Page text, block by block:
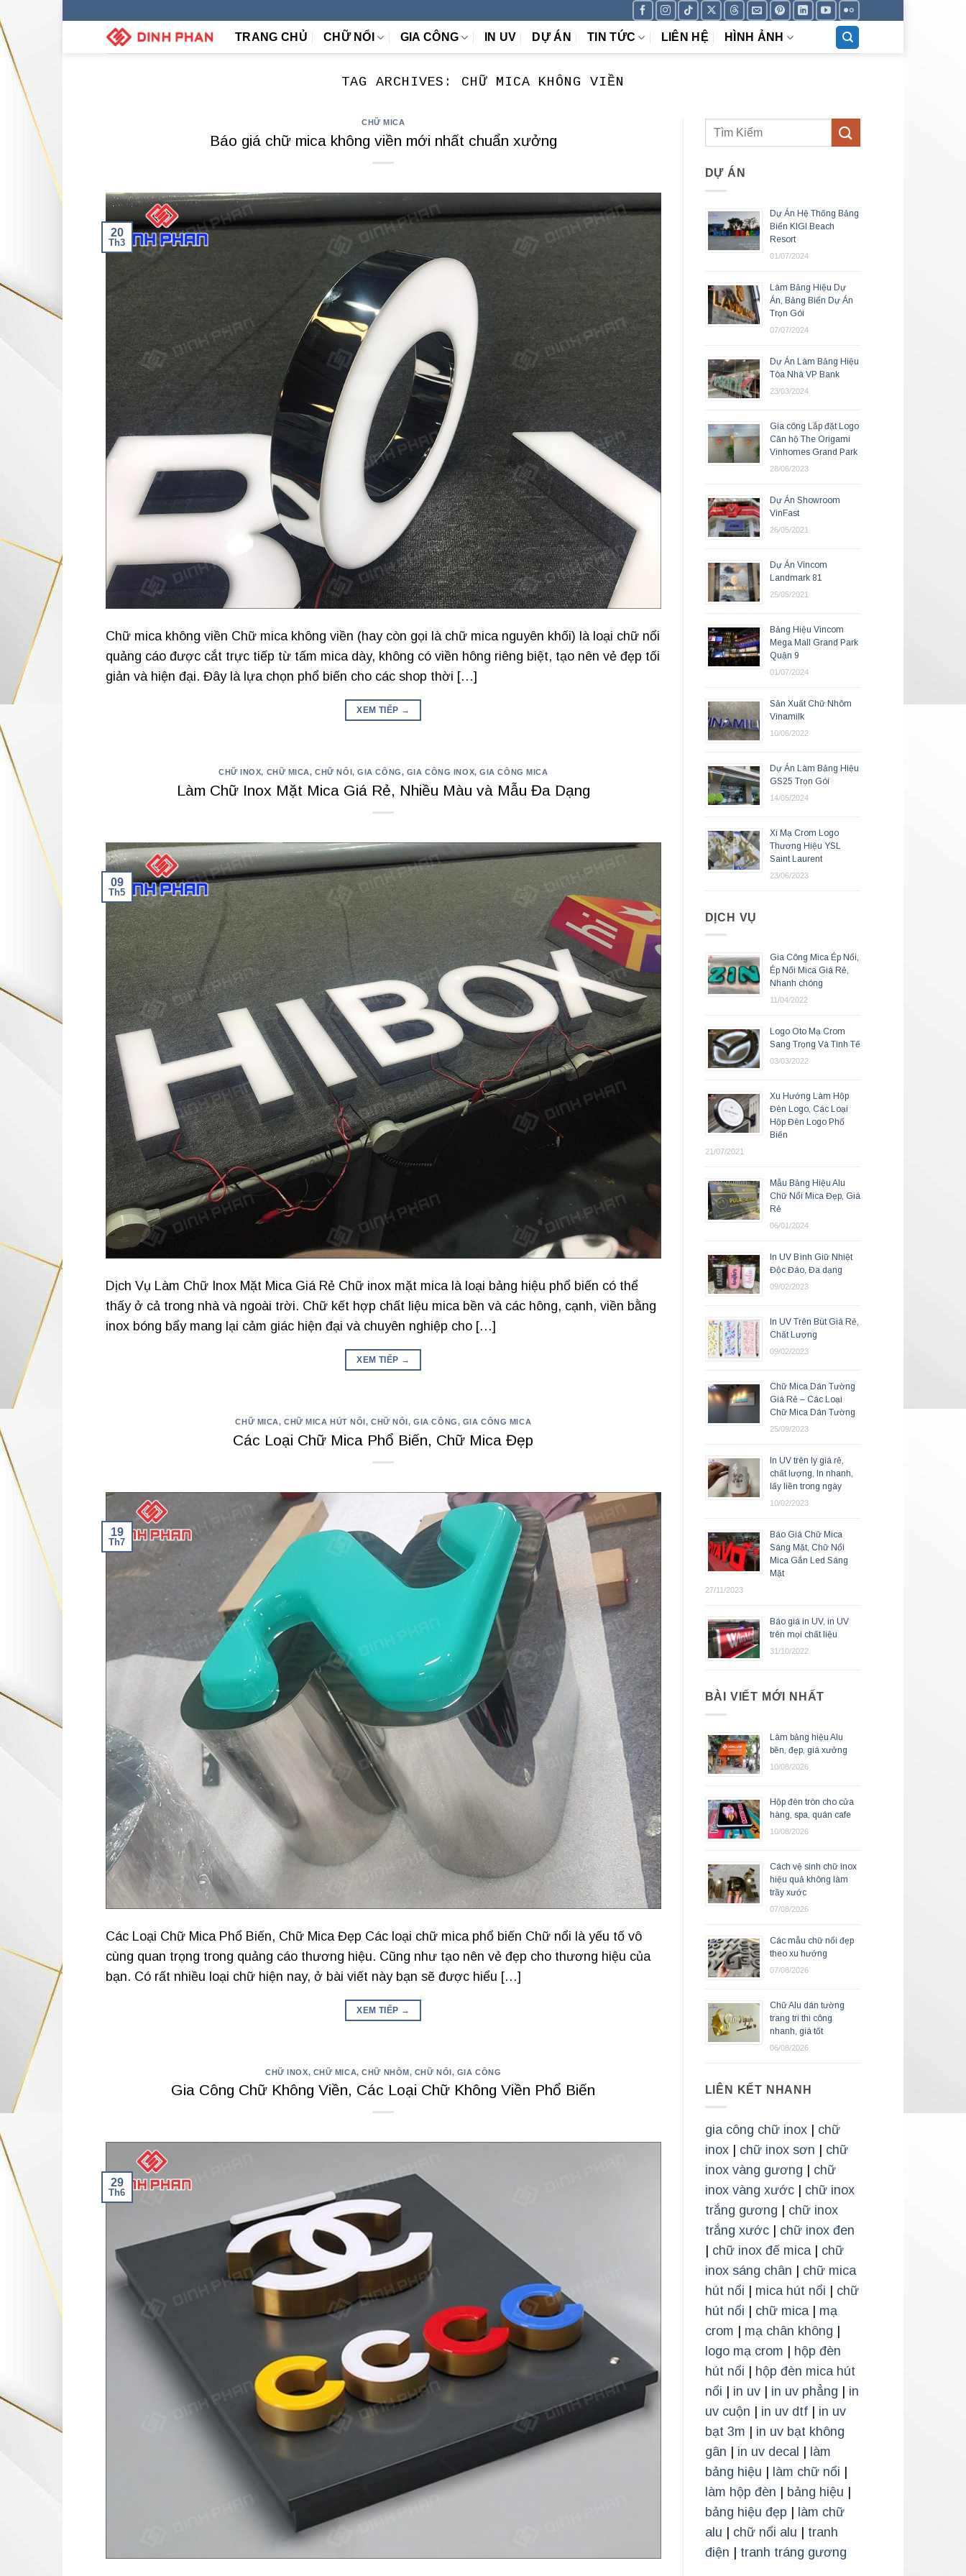
TRANG CHỦ CHỮ NỔI GIA CÔNG IN UV DỰ ÁN TIN TỨC LIÊN HỆ HÌNH ẢNH
TAG ARCHIVES: CHỮ MICA KHÔNG VIỀN
CHỮ MICA
Báo giá chữ mica không viền mới nhất chuẩn xưởng
20
Th3
Chữ mica không viền Chữ mica không viền (hay còn gọi là chữ mica nguyên khối) là loại chữ nổi
quảng cáo được cắt trực tiếp từ tấm mica dày, không có viền hông riêng biệt, tạo nên vẻ đẹp tối
giản và hiện đại. Đây là lựa chọn phổ biến cho các shop thời […]
XEM TIẾP →
CHỮ INOX, CHỮ MICA,CHỮ NỔI,GIA CÔNG, GIA CÔNG INOX,GIA CÔNG MICA
Làm Chữ Inox Mặt Mica Giá Rẻ, Nhiều Màu và Mẫu Đa Dạng
09
Th5
Dịch Vụ Làm Chữ Inox Mặt Mica Giá Rẻ Chữ inox mặt mica là loại bảng hiệu phổ biến có thể
thấy ở cả trong nhà và ngoài trời. Chữ kết hợp chất liệu mica bền và các hông, cạnh, viền bằng
inox bóng bẩy mang lại cảm giác hiện đại và chuyên nghiệp cho […]
XEM TIẾP →
CHỮ MICA,CHỮ MICA HÚT NỔI ,CHỮ NỔI,GIA CÔNG, GIA CÔNG MICA
Các Loại Chữ Mica Phổ Biến, Chữ Mica Đẹp
19
Th7
Các Loại Chữ Mica Phổ Biến, Chữ Mica Đẹp Các loại chữ mica phổ biến Chữ nổi là yếu tố vô
cùng quan trọng trong quảng cáo thương hiệu. Cũng như tạo nên vẻ đẹp cho thương hiệu của
bạn. Có rất nhiều loại chữ hiện nay, ở bài viết này bạn sẽ được hiểu […]
XEM TIẾP →
CHỮ INOX, CHỮ MICA,CHỮ NHÔM, CHỮ NỔI, GIA CÔNG
Gia Công Chữ Không Viền, Các Loại Chữ Không Viền Phổ Biến
29
Th6
DỰ ÁN
Dự Án Hệ Thống Bảng
Biển KIGI Beach
Resort
01/07/2024
Làm Bảng Hiệu Dự
Án, Bảng Biển Dự Án
Trọn Gói
07/07/2024
Dự Án Làm Bảng Hiệu
Tòa Nhà VP Bank
23/03/2024
Gia công Lắp đặt Logo
Căn hộ The Origami
Vinhomes Grand Park
28/06/2023
Dự Án Showroom
VinFast
26/05/2021
Dự Án Vincom
Landmark 81
25/05/2021
Bảng Hiệu Vincom
Mega Mall Grand Park
Quận 9
01/07/2024
Sản Xuất Chữ Nhôm
Vinamilk
10/06/2022
Dự Án Làm Bảng Hiệu
GS25 Trọn Gói
14/05/2024
Xi Mạ Crom Logo
Thương Hiệu YSL
Saint Laurent
23/06/2023
DỊCH VỤ
Gia Công Mica Ép Nổi,
Ép Nổi Mica Giá Rẻ,
Nhanh chóng
11/04/2022
Logo Oto Mạ Crom
Sang Trọng Và Tinh Tế
03/03/2022
Xu Hướng Làm Hộp
Đèn Logo, Các Loại
Hộp Đèn Logo Phổ
Biến
21/07/2021
Mẫu Bảng Hiệu Alu
Chữ Nổi Mica Đẹp, Giá
Rẻ
06/01/2024
In UV Bình Giữ Nhiệt
Độc Đáo, Đa dạng
09/02/2023
In UV Trên Bút Giá Rẻ,
Chất Lượng
09/02/2023
Chữ Mica Dán Tường
Giá Rẻ – Các Loại
Chữ Mica Dán Tường
25/09/2023
In UV trên ly giá rẻ,
chất lượng, In nhanh,
lấy liền trong ngày
10/02/2023
Báo Giá Chữ Mica
Sáng Mặt, Chữ Nổi
Mica Gắn Led Sáng
Mặt
27/11/2023
Báo giá in UV, in UV
trên mọi chất liệu
31/10/2022
BÀI VIẾT MỚI NHẤT
Làm bảng hiệu Alu
bền, đẹp, giá xưởng
10/08/2026
Hộp đèn tròn cho cửa
hàng, spa, quán cafe
10/08/2026
Cách vệ sinh chữ inox
hiệu quả không làm
trầy xước
07/08/2026
Các mẫu chữ nổi đẹp
theo xu hướng
07/08/2026
Chữ Alu dán tường
trang trí thi công
nhanh, giá tốt
06/08/2026
LIÊN KẾT NHANH
gia công chữ inox| chữ
inox| chữ inox sơn
chữ
inox vàng gương
chữ
inox vàng xước| chữ inox
trắng gương
chữ inox
trắng xước| chữ inox đen
chữ inox đế mica| chữ
inox sáng chân
chữ mica
hút nổi
mica hút nổi
chữ
hút nổi
chữ mica| mạ
crom
mạ chân không
logo mạ crom
hộp đèn
hút nổi
hộp đèn mica hút
nổi
in uv| in uv phẳng
in
uv cuộn
in uv dtf| in uv
bạt 3m
in uv bạt không
gân
in uv decal
làm
bảng hiệu
làm chữ nổi
làm hộp đèn
bảng hiệu
bảng hiệu đẹp
làm chữ
alu
chữ nổi alu
tranh
điện
tranh tráng gương